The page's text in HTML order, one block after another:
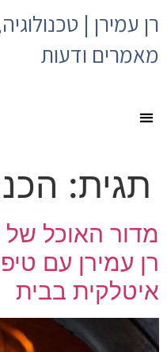
רן עמירן |
מאמרים ודעות
תגית:
מדור האוכל של
רן עמירן עם
איטלקית בבית